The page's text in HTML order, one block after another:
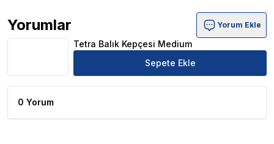
Yorumlar
Tetra Balık Kepçesi Medium Ürün Yorumları
Yorum Ekle
Tetra Balık Kepçesi Medium
Sepete Ekle
0 Yorum